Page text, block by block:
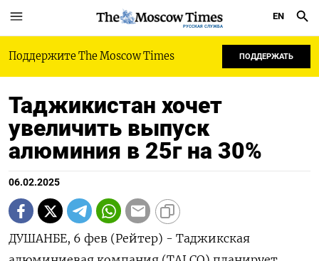
РУССКАЯ СЛУЖБА
EN
Поддержите The Moscow Times ПОДДЕРЖАТЬ
Таджикистан хочет
увеличить выпуск
алюминия в 25г на 30%
06.02.2025
ДУШАНБЕ, 6 фев (Рейтер) - Таджикская